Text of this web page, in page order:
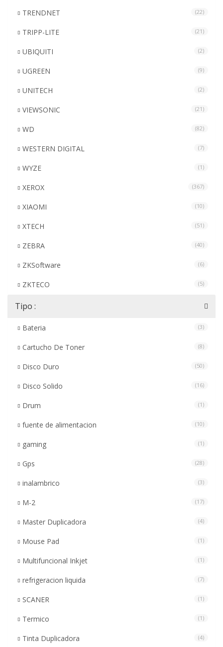
TRENDNET (22)
TRIPP-LITE (21)
UBIQUITI (2)
UGREEN (9)
UNITECH (2)
VIEWSONIC (21)
WD (82)
WESTERN DIGITAL (7)
WYZE (1)
XEROX (367)
XIAOMI (10)
XTECH (51)
ZEBRA (40)
ZKSoftware (6)
ZKTECO (5)
Tipo :
Bateria (3)
Cartucho De Toner (8)
Disco Duro (50)
Disco Solido (16)
Drum (1)
fuente de alimentacion (10)
gaming (1)
Gps (28)
inalambrico (3)
M-2 (17)
Master Duplicadora (4)
Mouse Pad (1)
Multifuncional Inkjet (1)
refrigeracion liquida (7)
SCANER (1)
Termico (1)
Tinta Duplicadora (4)